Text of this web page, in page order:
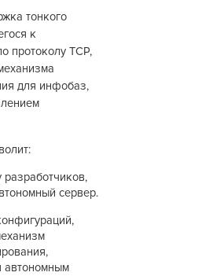
тонкого
к
протоколу TCP,
для инфобаз,
разработчиков,
сервер.
автономным